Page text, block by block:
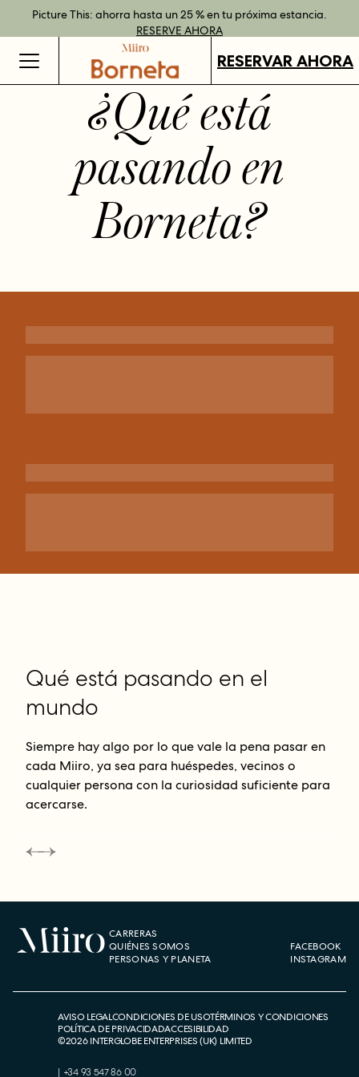
Picture This: ahorra hasta un 25 % en tu próxima estancia.
RESERVE AHORA
Reserva directamente y disfruta de ventajas con nuestras tarifas
flexibles.MÁS INFORMACIÓN
Tarjetas regalo disponibles en todos nuestros destinos.
COMPRAR
Mejor tarifa garantizada al reservar directamenteRESERVE
AHORA
RESERVAR AHORA
¿Qué está
pasando en
Borneta?
Qué está pasando en el
mundo
Siempre hay algo por lo que vale la pena pasar en
cada Miiro, ya sea para huéspedes, vecinos o
cualquier persona con la curiosidad suficiente para
acercarse.
CARRERAS
QUIÉNES SOMOS
PERSONAS Y PLANETA
FACEBOOK
INSTAGRAM
AVISO LEGALCONDICIONES DE USOTÉRMINOS Y CONDICIONES
POLÍTICA DE PRIVACIDADACCESIBILIDAD
©2026INTERGLOBE ENTERPRISES (UK) LIMITED
| +34 93 547 86 00